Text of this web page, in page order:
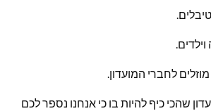
לחברי המועדון.
שהכי כיף להיות בו כי אנחנו נספר לכם